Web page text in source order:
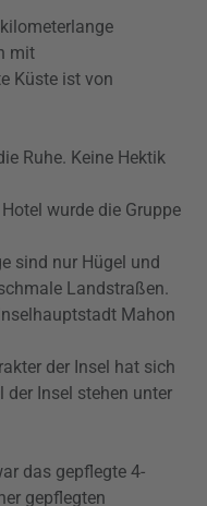
mit
Küste ist von
Ruhe. Keine Hektik
wurde die Gruppe
sind nur Hügel und
Landstraßen.
Mahon
der Insel hat sich
der Insel stehen unter
das gepflegte 4-
gepflegten